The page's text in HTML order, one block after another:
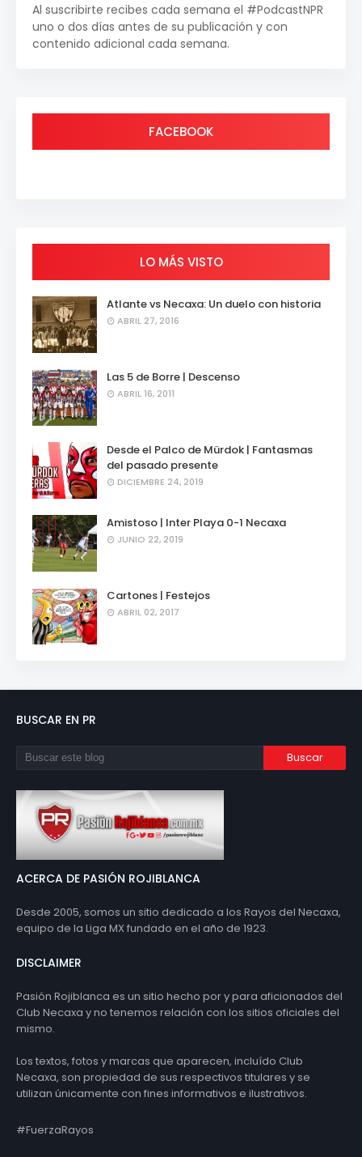
Al suscribirte recibes cada semana el #PodcastNPR
uno o dos días antes de su publicación y con
contenido adicional cada semana.
FACEBOOK
LO MÁS VISTO
Atlante vs Necaxa: Un duelo con historia
ABRIL 27, 2016
Las 5 de Borre | Descenso
ABRIL 16, 2011
Desde el Palco de Mürdok | Fantasmas
del pasado presente
DICIEMBRE 24, 2019
Amistoso | Inter Playa 0-1 Necaxa
JUNIO 22, 2019
Cartones | Festejos
ABRIL 02, 2017
BUSCAR EN PR
ACERCA DE PASIÓN ROJIBLANCA
Desde 2005, somos un sitio dedicado a los Rayos del Necaxa,
equipo de la Liga MX fundado en el año de 1923.
DISCLAIMER
Pasión Rojiblanca es un sitio hecho por y para aficionados del
Club Necaxa y no tenemos relación con los sitios oficiales del
mismo.
Los textos, fotos y marcas que aparecen, incluído Club
Necaxa, son propiedad de sus respectivos titulares y se
utilizan únicamente con fines informativos e ilustrativos.
#FuerzaRayos